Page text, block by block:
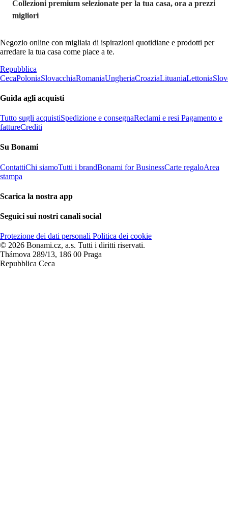
Collezioni premium selezionate per la tua casa, ora a prezzi
migliori
Negozio online con migliaia di ispirazioni quotidiane e prodotti per
arredare la tua casa come piace a te.
Repubblica
CecaPoloniaSlovacchiaRomaniaUngheriaCroaziaLituaniaLettonia
Guida agli acquisti
Tutto sugli acquistiSpedizione e consegnaReclami e resi Pagamento e
fattureCrediti
Su Bonami
ContattiChi siamoTutti i brandBonami for BusinessCarte regaloArea
stampa
Scarica la nostra app
Seguici sui nostri canali social
Protezione dei dati personali Politica dei cookie
© 2026 Bonami.cz, a.s. Tutti i diritti riservati.
Thámova 289/13, 186 00 Praga
Repubblica Ceca